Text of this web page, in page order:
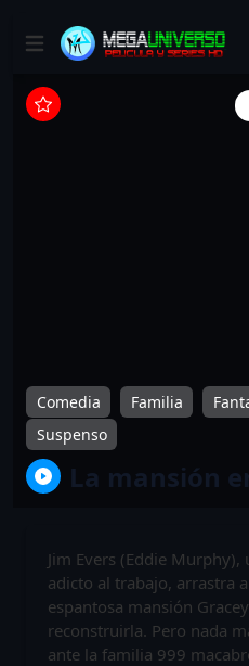
Comedia Familia
Suspenso
La mansión
Jim Evers (Eddie
adicto al trabajo, arrastra
espantosa mansión
reconstruirla. Pero nada
ante la familia 999